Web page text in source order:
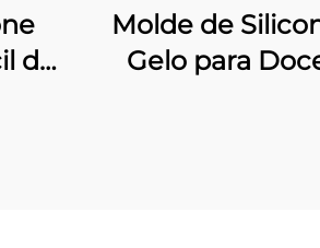
de
Molde de
Gelo para